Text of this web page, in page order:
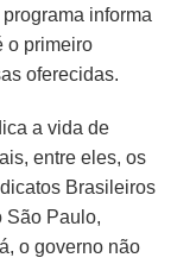
informa
o primeiro
oferecidas.
a vida de
entre eles, os
Brasileiros
São Paulo,
o governo não